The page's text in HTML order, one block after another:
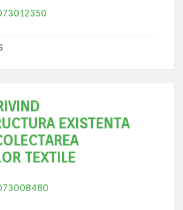
EXISTENTA
TEXTILE